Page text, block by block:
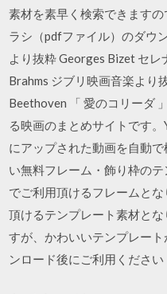
素材を素早く検索できます
ラシ（pdfファイル）のダウ
より抜粋 Georges Bizet セ
Brahms ジブリ映画音楽より
Beethoven 「 愛のコリーダ
る映画のまとめサイトです
にアップされた動画を自動で
い無料フレーム・飾り枠の
でご利用頂けるフレームと
頂けるテンプレート素材と
すが、かわいいテンプレー
ンロード後にご利用ください